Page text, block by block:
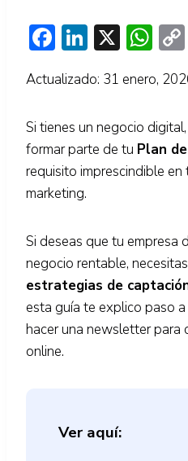
F
e
b
o
o
k
Li
k
e
dI
n
X W
at
s
A
p
Actualizado: 31 enero,
Si tienes un negocio
formar parte de tu Plan
requisito imprescindible
marketing.
Si deseas que tu empresa
negocio rentable,
estrategias de
esta guía te explico paso
hacer una newsletter para
online.
Ver aquí: